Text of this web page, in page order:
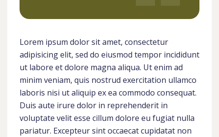
Lorem ipsum dolor sit amet, consectetur
adipisicing elit, sed do eiusmod tempor incididunt
ut labore et dolore magna aliqua. Ut enim ad
minim veniam, quis nostrud exercitation ullamco
laboris nisi ut aliquip ex ea commodo consequat.
Duis aute irure dolor in reprehenderit in
voluptate velit esse cillum dolore eu fugiat nulla
pariatur. Excepteur sint occaecat cupidatat non